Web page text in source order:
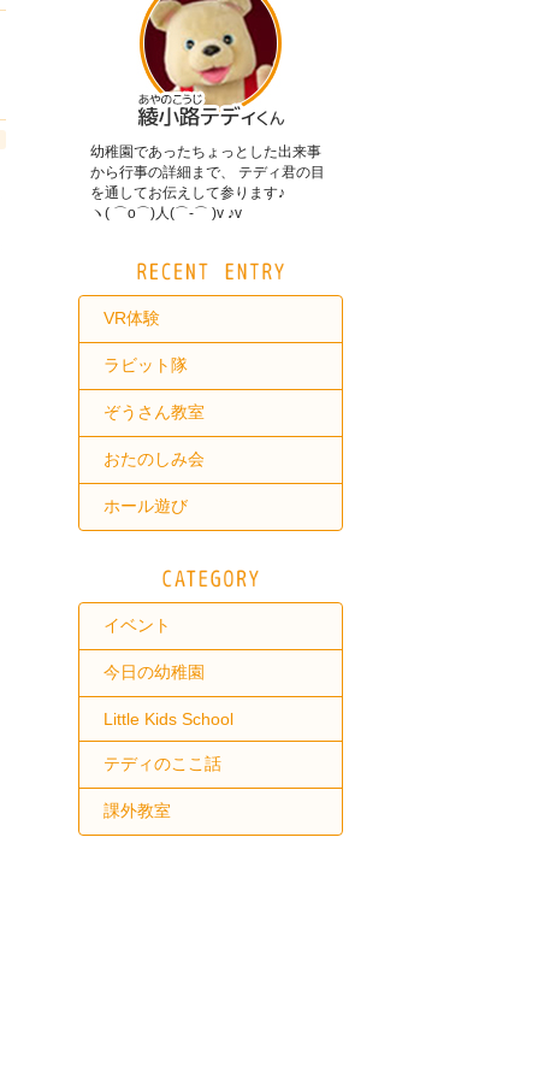
幼稚園であったちょっとした出来事
から行事の詳細まで、 テディ君の目
を通してお伝えして参ります♪
ヽ( ⌒o⌒)人(⌒-⌒ )v ♪v
VR体験
ラビット隊
ぞうさん教室
おたのしみ会
ホール遊び
イベント
今日の幼稚園
Little Kids School
テディのここ話
課外教室